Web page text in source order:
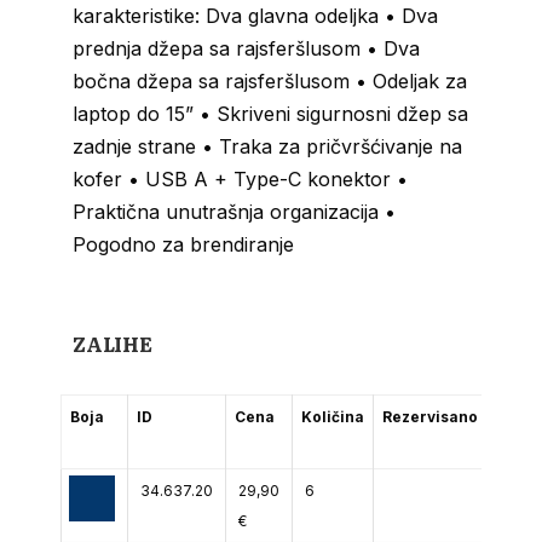
karakteristike: Dva glavna odeljka • Dva
prednja džepa sa rajsferšlusom • Dva
bočna džepa sa rajsferšlusom • Odeljak za
laptop do 15” • Skriveni sigurnosni džep sa
zadnje strane • Traka za pričvršćivanje na
kofer • USB A + Type-C konektor •
Praktična unutrašnja organizacija •
Pogodno za brendiranje
ZALIHE
Boja ID Cena Količina Rezervisano
34.637.20
29,90
€
6